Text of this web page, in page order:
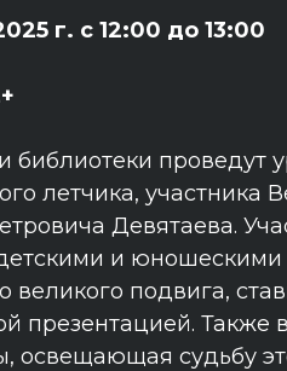
г. с 12:00 до 13:00
библиотеки проведут
летчика, участника
Девятаева.
и
великого подвига,
презентацией.
освещающая судьбу